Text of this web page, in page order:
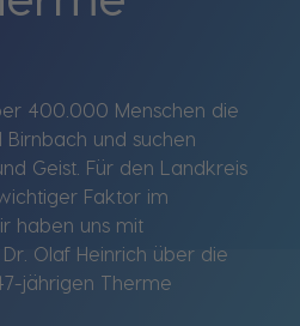
400.000 Menschen die
und suchen
Geist. Für den Landkreis
Faktor im
haben uns mit
Olaf Heinrich über die
jährigen Therme